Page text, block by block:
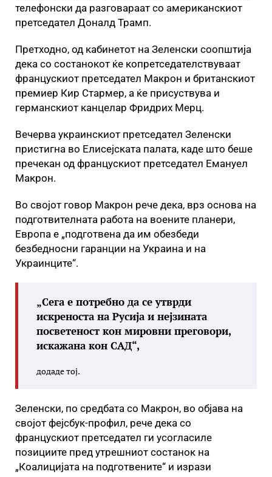
телефонски да разговараат со американскиот
претседател Доналд Трамп.
Претходно, од кабинетот на Зеленски соопштија
дека со состанокот ќе копретседателствуваат
францускиот претседател Макрон и британскиот
премиер Кир Стармер, а ќе присуствува и
германскиот канцелар Фридрих Мерц.
Вечерва украинскиот претседател Зеленски
пристигна во Елисејската палата, каде што беше
пречекан од францускиот претседател Емануел
Макрон.
Во својот говор Макрон рече дека, врз основа на
подготвителната работа на воените планери,
Европа е „подготвена да им обезбеди
безбедносни гаранции на Украина и на
Украинците“.
„Сега е потребно да се утврди
искреноста на Русија и нејзината
посветеност кон мировни преговори,
искажана кон САД“,
додаде тој.
Зеленски, по средбата со Макрон, во објава на
својот фејсбук-профил, рече дека со
францускиот претседател ги усогласиле
позициите пред утрешниот состанок на
„Коалицијата на подготвените“ и изрази